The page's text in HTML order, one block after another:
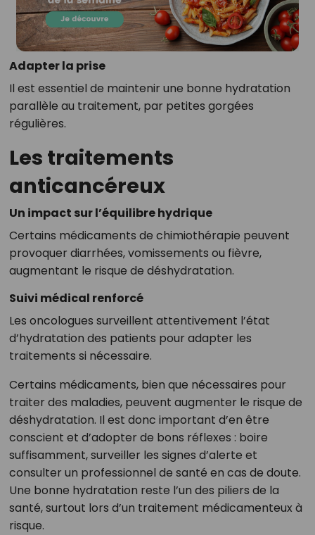
Adapter la prise
Il est essentiel de maintenir une bonne hydratation
parallèle au traitement, par petites gorgées
régulières.
Les traitements
anticancéreux
Un impact sur l’équilibre hydrique
Certains médicaments de chimiothérapie peuvent
provoquer diarrhées, vomissements ou fièvre,
augmentant le risque de déshydratation.
Suivi médical renforcé
Les oncologues surveillent attentivement l’état
d’hydratation des patients pour adapter les
traitements si nécessaire.
Certains médicaments, bien que nécessaires pour
traiter des maladies, peuvent augmenter le risque de
déshydratation. Il est donc important d’en être
conscient et d’adopter de bons réflexes : boire
suffisamment, surveiller les signes d’alerte et
consulter un professionnel de santé en cas de doute.
Une bonne hydratation reste l’un des piliers de la
santé, surtout lors d’un traitement médicamenteux à
risque.